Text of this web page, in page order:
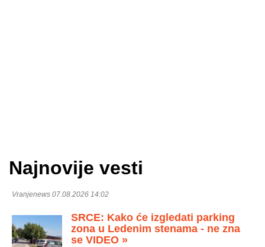
Najnovije vesti
Vranjenews 07.08.2026 14:02
SRCE: Kako će izgledati parking
zona u Ledenim stenama - ne zna
se VIDEO »